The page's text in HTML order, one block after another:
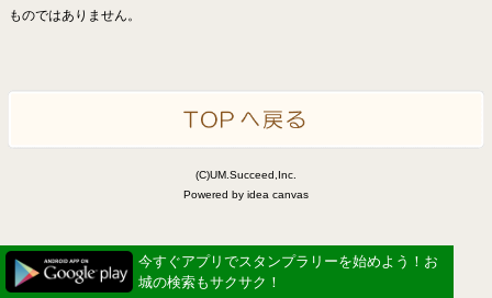
ものではありません。
(C)UM.Succeed,Inc.
Powered by idea canvas
今すぐアプリでスタンプラリーを始めよう！お
城の検索もサクサク！